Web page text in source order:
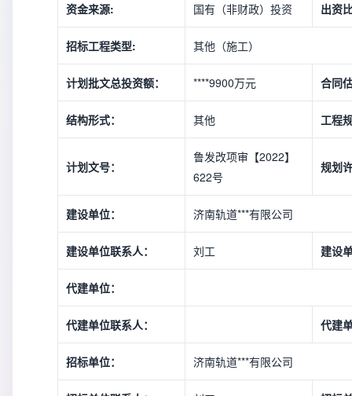
资金来源: 国有（非财政）投资 出资
招标工程类型: 其他（施工）
计划批文总投资额： ****9900万元 合同
结构形式： 其他 工程
计划文号：
鲁发改项审【2022】
622号
规划
建设单位： 济南轨道***有限公司
建设单位联系人： 刘工 建设
代建单位：
代建单位联系人： 代建
招标单位： 济南轨道***有限公司